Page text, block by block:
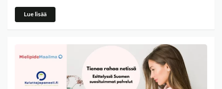
Lue lisää